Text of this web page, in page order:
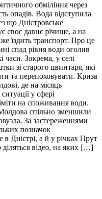
обміління через
опадів. Вода відступила
що Дністровське
своє давнє річище, а на
їздить транспорт. Про це
спад рівня води оголив
часи. Зокрема, у селі
зі старого цвинтаря, які
та перепоховувати. Криза
де на місяць
у сфері
на споживання води.
спільно зменшили
За застереженнями
позначок
Дністрі, а й у річках Прут
відео, на яких […]